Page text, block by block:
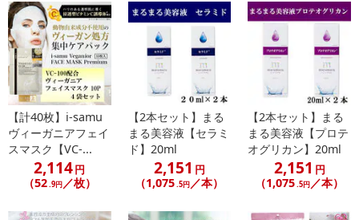
水添ヒマシ油、酸化亜鉛、エタノー ル、クエン酸Na、 酢酸トコフ
ェロール、グルタチオン、テトラヘキシルデカン酸アスコルビル、
ニコチンアミドモノヌクレオチド、フェノキシエタノール、メチル
パラベン、香料、タルク、酸化チタン、酸化鉄
※1:ナイアシンアミド (保湿成分) ※2:アセチルヒアルロン酸Na、
ヒアルロン酸クロスポリマー -2-Na、加水分解ヒアルロン酸Na、 ヒ
アルロン酸Na(保湿成分) ※3:ツボクサ葉/茎エキス (保湿成分)
・使用方法：適量をお肌になじませてください
・注意事項：
●お肌に異常が生じていないかよく注意して使用してください。
●傷やはれもの、湿疹等、異常のある部位には使用しないでくださ
い。
【計40枚】i-samu
ヴィーガニアフェイ
スマスク【VC-...
2,114円
（52 .9円／枚）
【2本セット】まる
まる美容液【セラミ
ド】20ml
2,151 円
（1,075 .5円 ／本）
【2本セット】まる
まる美容液【プロテ
オグリカン】20ml
2,151 円
（1,075 .5円 ／本）